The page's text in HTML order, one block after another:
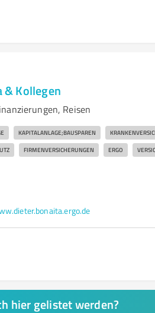
& Kollegen
Reisen
KAPITALANLAGE;BAUSPAREN
FIRMENVERSICHERUNGEN ERGO
hier gelistet werden?